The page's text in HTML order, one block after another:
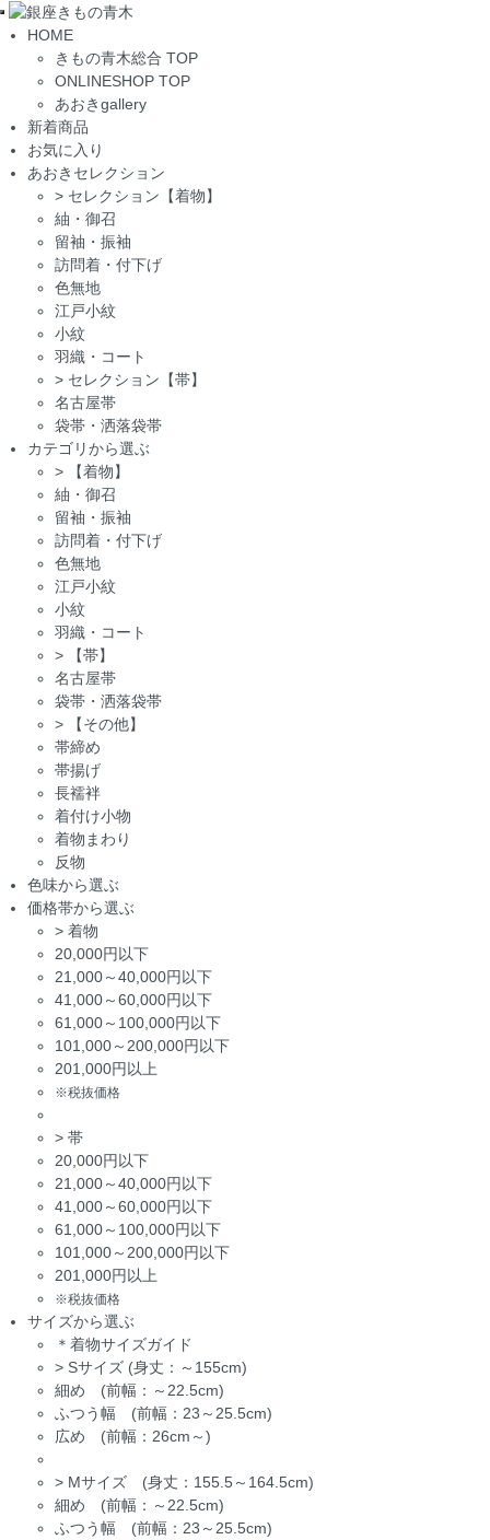
Toggle
navigation
HOME
きもの青木総合 TOP
ONLINESHOP TOP
あおきgallery
新着商品
お気に入り
あおきセレクション
> セレクション【着物】
紬・御召
留袖・振袖
訪問着・付下げ
色無地
江戸小紋
小紋
羽織・コート
> セレクション【帯】
名古屋帯
袋帯・洒落袋帯
カテゴリから選ぶ
>
【着物】
紬・御召
留袖・振袖
訪問着・付下げ
色無地
江戸小紋
小紋
羽織・コート
>
【帯】
名古屋帯
袋帯・洒落袋帯
>
【その他】
帯締め
帯揚げ
長襦袢
着付け小物
着物まわり
反物
色味から選ぶ
価格帯から選ぶ
> 着物
20,000円以下
21,000～40,000円以下
41,000～60,000円以下
61,000～100,000円以下
101,000～200,000円以下
201,000円以上
※税抜価格
> 帯
20,000円以下
21,000～40,000円以下
41,000～60,000円以下
61,000～100,000円以下
101,000～200,000円以下
201,000円以上
※税抜価格
サイズから選ぶ
＊着物サイズガイド
> Sサイズ (身丈：～155cm)
細め (前幅：～22.5cm)
ふつう幅 (前幅：23～25.5cm)
広め (前幅：26cm～)
> Mサイズ (身丈：155.5～164.5cm)
細め (前幅：～22.5cm)
ふつう幅 (前幅：23～25.5cm)